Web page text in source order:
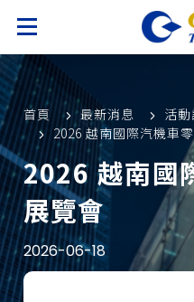
首頁 最新消息
活
2026 越南國際汽機車
2026 越南國
展覽會
2026-06-18